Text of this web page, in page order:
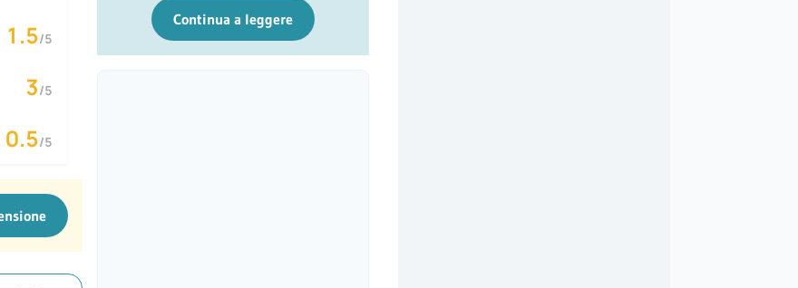
1.5/5
3/5
0.5/5
Continua a leggere